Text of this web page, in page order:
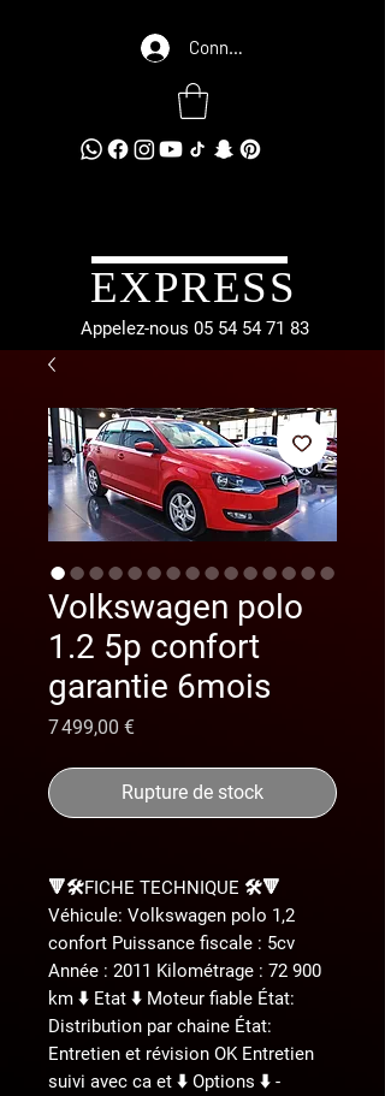
Connexion
EXPRESS
Appelez-nous 05 54 54 71 83
Volkswagen polo
1.2 5p confort
garantie 6mois
7 499,00 €Prix
Rupture de stock
🔻🛠️FICHE TECHNIQUE 🛠️🔻
Véhicule: Volkswagen polo 1,2
confort Puissance fiscale : 5cv
Année : 2011 Kilométrage : 72 900
km ⬇️ Etat ⬇️ Moteur fiable État:
Distribution par chaine État:
Entretien et révision OK Entretien
suivi avec ca et ⬇️ Options ⬇️ -